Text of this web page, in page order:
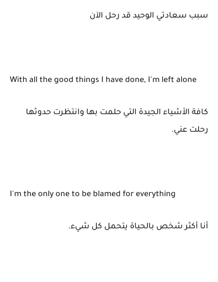
سبب سعادتي الوحيد قد رحل الآن
With all the good things I have done, I'm left alone
كافة الأشياء الجيدة التي حلمت بها وانتظرت حدوثها
رحلت عني.
I'm the only one to be blamed for everything
أنا أكثر شخص بالحياة يتحمل كل شيء.